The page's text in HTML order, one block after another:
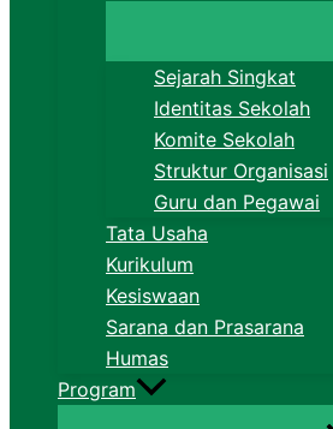
Sejarah Singkat
Identitas Sekolah
Komite Sekolah
Struktur Organisasi
Guru dan Pegawai
Tata Usaha
Kurikulum
Kesiswaan
Sarana dan Prasarana
Humas
Program